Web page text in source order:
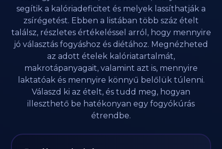
segítik a kalóriadeficitet és melyek lassíthatják a
zsírégetést. Ebben a listában több száz ételt
találsz, részletes értékeléssel arról, hogy mennyire
jó választás fogyáshoz és diétához. Megnézheted
az adott ételek kalóriatartalmát,
makrotápanyagait, valamint azt is, mennyire
laktatóak és mennyire könnyű belőlük túlenni.
Válaszd ki az ételt, és tudd meg, hogyan
illeszthető be hatékonyan egy fogyókúrás
étrendbe.